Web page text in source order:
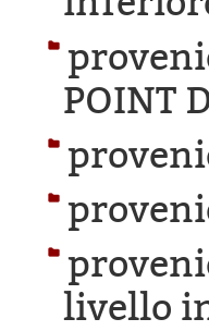
POINT
livello